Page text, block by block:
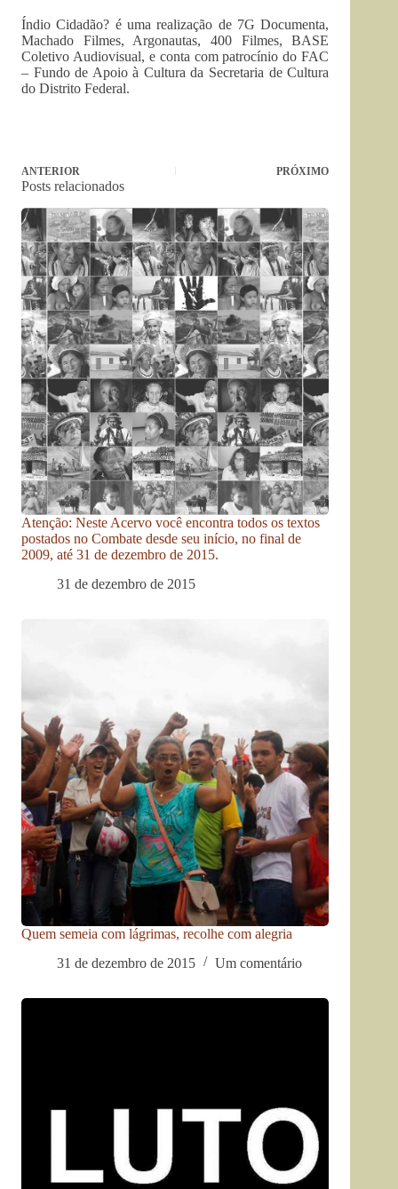
Índio Cidadão? é uma realização de 7G Documenta,
Machado Filmes, Argonautas, 400 Filmes, BASE
Coletivo Audiovisual, e conta com patrocínio do FAC
– Fundo de Apoio à Cultura da Secretaria de Cultura
do Distrito Federal.
ANTERIOR PRÓXIMO
Posts relacionados
Atenção: Neste Acervo você encontra todos os textos
postados no Combate desde seu início, no final de
2009, até 31 de dezembro de 2015.
31 de dezembro de 2015
Quem semeia com lágrimas, recolhe com alegria
31 de dezembro de 2015
Um comentário